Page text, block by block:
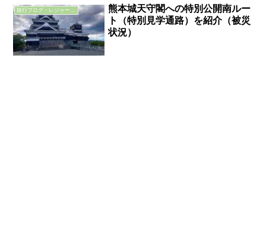
旅行ブログ・レジャーブログ
熊本城天守閣への特別公開南ルー
ト（特別見学通路）を紹介（被災
状況）